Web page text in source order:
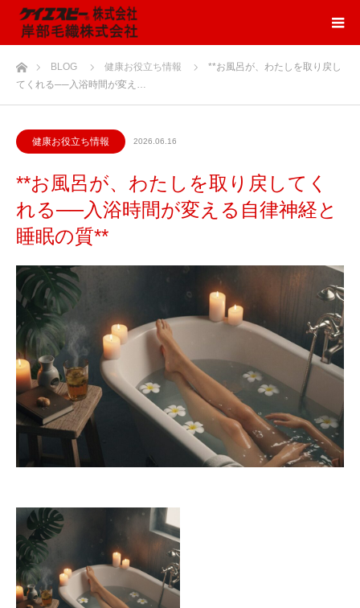
ホームBLOG 健康お役立ち情報
**お風呂が、わたしを取り戻し
てくれる──入浴時間が変え…
健康お役立ち情報 2026.06.16
**お風呂が、わたしを取り戻してく
れる──入浴時間が変える自律神経と
睡眠の質**